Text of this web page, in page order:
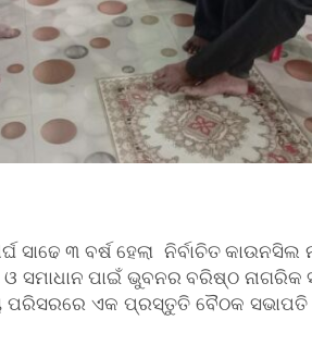
ସାଢେ ୩ ବର୍ଷ ହେଲା ନିର୍ବାଚିତ
ସମାଧାନ ପାଇଁ ଭୁବନର ବରିଷ୍ଠ
ପରିସରରେ ଏକ ପ୍ରସ୍ତୁତି ବୈଠକ ସଭାପତି